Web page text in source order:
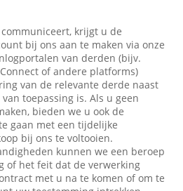
krijgt u de
bij ons aan te maken via onze
van derden (bijv.
of andere platforms)
van de relevante derde naast
toepassing is. Als u geen
bieden we u ook de
gaan met een tijdelijke
bij ons te voltooien.
kunnen we een beroep
of het feit dat de verwerking
met u na te komen of om te